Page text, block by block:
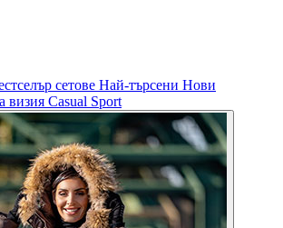
сетове Най-търсени Нови
визия Casual Sport